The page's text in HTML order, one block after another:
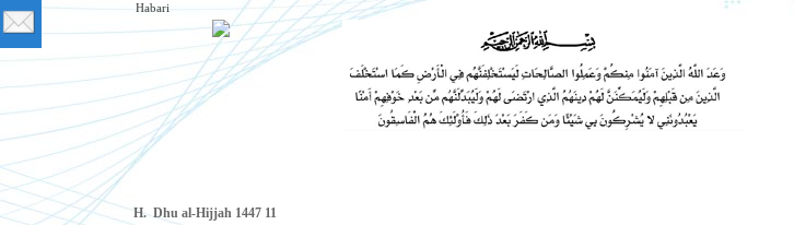
Habari
H. 11 Dhu al-Hijjah 1447